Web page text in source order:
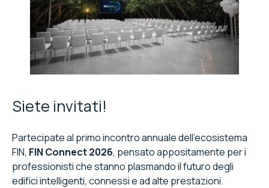
Siete invitati!
Partecipate al primo incontro annuale dell'ecosistema
FIN, FIN Connect 2026, pensato appositamente per i
professionisti che stanno plasmando il futuro degli
edifici intelligenti, connessi e ad alte prestazioni.